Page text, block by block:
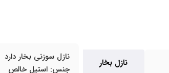
نازل بخار
نازل سوزنی بخار دارد
جنس: استیل خالص